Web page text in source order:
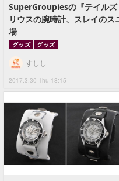
SuperGroupiesの『テイルズ
リウスの腕時計、スレイの
場
グッズ グッズ
2017.3.30 Thu 18:15
すしし